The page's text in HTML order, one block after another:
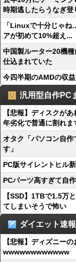
時期逃したらうなぎ登
「Linuxで十分じゃ
アが初めて10%超え...
中国製ルーター20機
仕込まれていた
今四半期のAMDの収
汎用型自作PC
【悲報】ディスクが
年劣化で普通に割れま
オタク「パソコン自作
す」
PC版サイレントヒル
PCパーツ高すぎて自
【SSD】1TBで1.5万
てしまいそうで怖い
ダイエット速報
【悲報】ディズニー
wwwwwwwwwwww